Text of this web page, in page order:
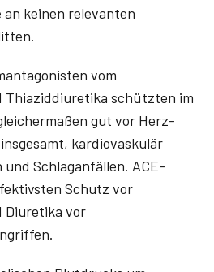
keinen relevanten
vom
Thiaziddiuretika schützten im
gut vor Herz-
kardiovaskulär
Schlaganfällen. ACE-
Schutz vor
Diuretika vor